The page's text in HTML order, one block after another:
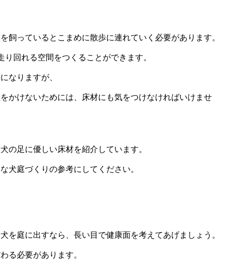
っているとこまめに散歩に連れていく必要があります。
回れる空間をつくることができます。
なりますが、
かけないためには、床材にも気をつけなければいけませ
の足に優しい床材を紹介しています。
犬庭づくりの参考にしてください。
を庭に出すなら、長い目で健康面を考えてあげましょう。
る必要があります。